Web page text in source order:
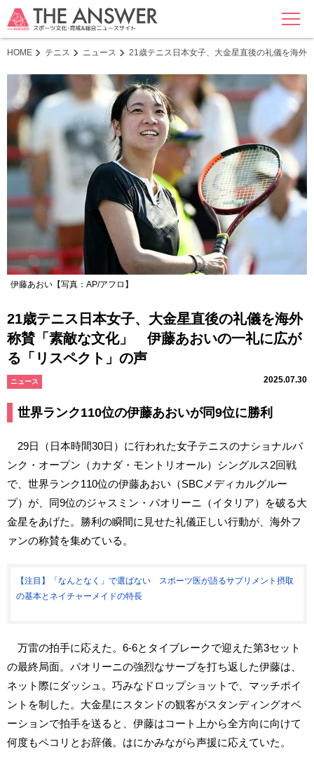
MENU
HOME テニス ニュース 21歳テニス日本女子、大金星直後の礼儀を海
伊藤あおい【写真：AP/アフロ】
21歳テニス日本女子、大金星直後の礼儀を海外
称賛「素敵な文化」 伊藤あおいの一礼に広が
る「リスペクト」の声
ニュース 2025.07.30
世界ランク110位の伊藤あおいが同9位に勝利
29日（日本時間30日）に行われた女子テニスのナショナルバ
ンク・オープン（カナダ・モントリオール）シングルス2回戦
で、世界ランク110位の伊藤あおい（SBCメディカルグルー
プ）が、同9位のジャスミン・パオリーニ（イタリア）を破る大
金星をあげた。勝利の瞬間に見せた礼儀正しい行動が、海外フ
ァンの称賛を集めている。
【注目】「なんとなく」で選ばない スポーツ医が語るサプリメント摂取
の基本とネイチャーメイドの特長
万雷の拍手に応えた。6-6とタイブレークで迎えた第3セット
の最終局面。パオリーニの強烈なサーブを打ち返した伊藤は、
ネット際にダッシュ。巧みなドロップショットで、マッチポイ
ントを制した。大金星にスタンドの観客がスタンディングオベ
ーションで拍手を送ると、伊藤はコート上から全方向に向けて
何度もペコリとお辞儀。はにかみながら声援に応えていた。